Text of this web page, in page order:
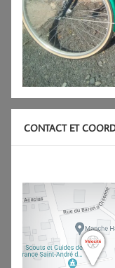
CONTACT ET